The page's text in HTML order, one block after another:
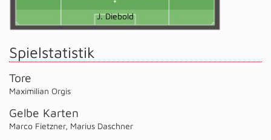
J. Diebold
Spielstatistik
Tore
Maximilian Orgis
Gelbe Karten
Marco Fietzner, Marius Daschner